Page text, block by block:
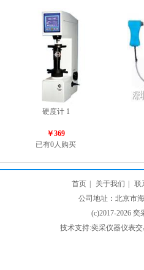
硬度计 1
￥369
已有0人购买
首页 关于我们
联
公司地址：北京市
(c)2017-2026
技术支持:奕采仪器仪表